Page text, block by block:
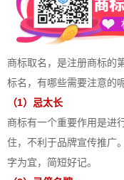
商标取名，是注册商标的
标名，有哪些需要注意的
（1）忌太长
商标有一个重要作用是进
住，不利于品牌宣传推广
字为宜，简短好记。